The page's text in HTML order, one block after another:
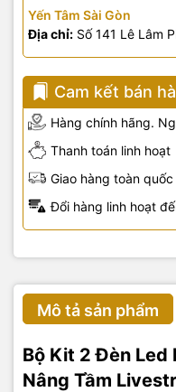
Yến Tâm Sài Gòn
Địa chỉ: Số 141 Lê Lâm
Cam kết bán
Hàng chính hãng.
Thanh toán linh hoạt
Giao hàng toàn quốc
Đổi hàng linh hoạt
Mô tả sản phẩm
Bộ Kit 2 Đèn Led
Nâng Tầm